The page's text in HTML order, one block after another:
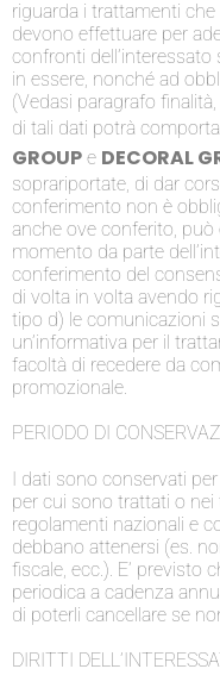
riguarda i trattamenti
devono effettuare per
confronti
in essere, nonché ad
(Vedasi paragrafo
di tali dati potrà
GROUP e DECORAL
soprariportate, di dar
conferimento non è
anche ove conferito,
momento da parte
conferimento del
di volta in volta avendo
tipo d) le comunicazioni
un’informativa per il
facoltà di recedere da
promozionale.
PERIODO DI
I dati sono conservati
per cui sono trattati o
regolamenti nazionali e
debbano attenersi (es.
fiscale, ecc.). E’ previsto
periodica a cadenza
di poterli cancellare se
DIRITTI